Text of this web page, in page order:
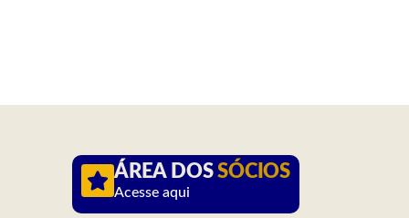
ÁREA DOSSÓCIOS
Acesse aqui